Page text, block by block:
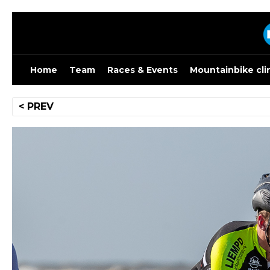
Skip
Home Team Races & Events Mountainbike
Bericht
navigatie
< PREV